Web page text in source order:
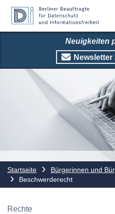
Neuigkeiten
Startseite Bürgerinnen und
Beschwerderecht
Rechte